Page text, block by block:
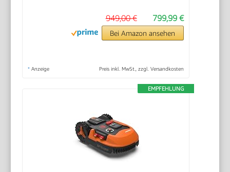
799,99 €
949,00 €
Bei Amazon ansehen
* Anzeige Preis inkl. MwSt., zzgl. Versandkosten
EMPFEHLUNG